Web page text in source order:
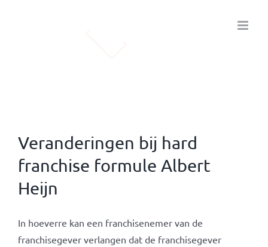
Veranderingen bij hard
franchise formule Albert
Heijn
In hoeverre kan een franchisenemer van de
franchisegever verlangen dat de franchisegever